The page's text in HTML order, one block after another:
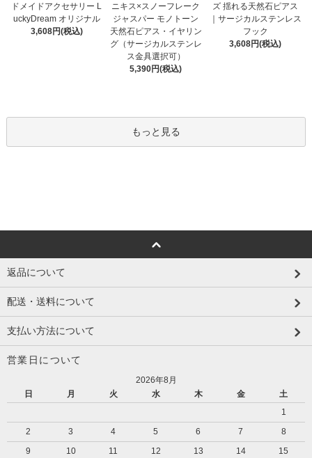
ドメイドアクセサリー L
uckyDream オリジナル
3,608円(税込)
ニキス×スノーフレーク
ジャスパー モノトーン
天然石ピアス・イヤリン
グ（サージカルステンレ
ス金具選択可）
5,390円(税込)
ズ 揺れる天然石ピアス
｜サージカルステンレス
フック
3,608円(税込)
もっと見る
返品について
配送・送料について
支払い方法について
営業日について
2026年8月
日
月 火 水 木 金
土
1
2
3 4 5 6 7
8
9
10 11 12 13 14
15